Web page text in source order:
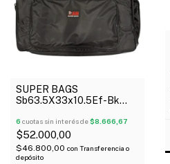
SUPER BAGS
Sb63.5X33x10.5Ef-Bk
Multiefectos Acolchada
10Mm
6 cuotas sin interés de$8.666,67
$52.000,00
$46.800,00 con Transferencia o
depósito